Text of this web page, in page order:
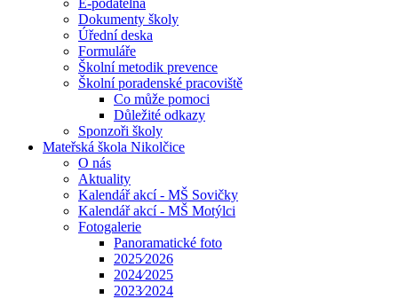
E-podatelna
Dokumenty školy
Úřední deska
Formuláře
Školní metodik prevence
Školní poradenské pracoviště
Co může pomoci
Důležité odkazy
Sponzoři školy
Mateřská škola Nikolčice
O nás
Aktuality
Kalendář akcí - MŠ Sovičky
Kalendář akcí - MŠ Motýlci
Fotogalerie
Panoramatické foto
2025⁄2026
2024⁄2025
2023⁄2024